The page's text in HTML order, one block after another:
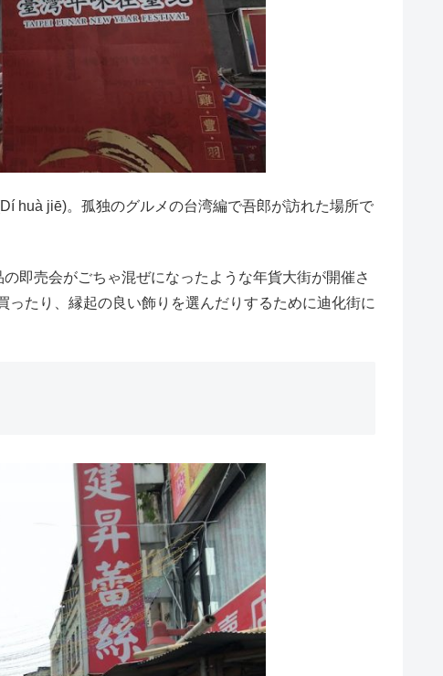
huà jiē)。孤独のグルメの台湾編で吾郎が訪れた場所で
即売会がごちゃ混ぜになったような年貨大街が開催さ
たり、縁起の良い飾りを選んだりするために迪化街に